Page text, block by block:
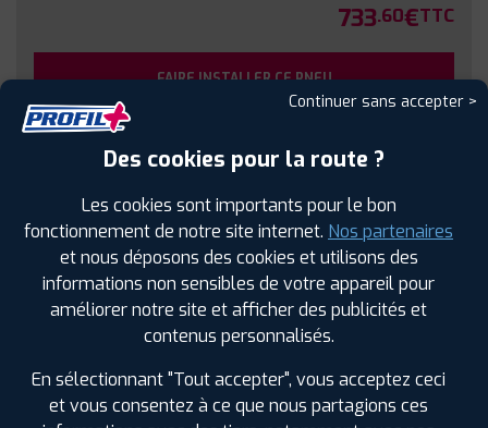
733.60€TTC
FAIRE INSTALLER CE PNEU
Sous réserve de disponibilité en agence
SPÉCIFICATIONS AVIS CLIENTS ÉTIQUETAGE
Étiquetage
Continuer sans accepter >
Des cookies pour la route ?
Les cookies sont importants pour le bon
fonctionnement de notre site internet. Nos partenaires
et nous déposons des cookies et utilisons des
informations non sensibles de votre appareil pour
améliorer notre site et afficher des publicités et
contenus personnalisés.
En sélectionnant "Tout accepter", vous acceptez ceci
et vous consentez à ce que nous partagions ces